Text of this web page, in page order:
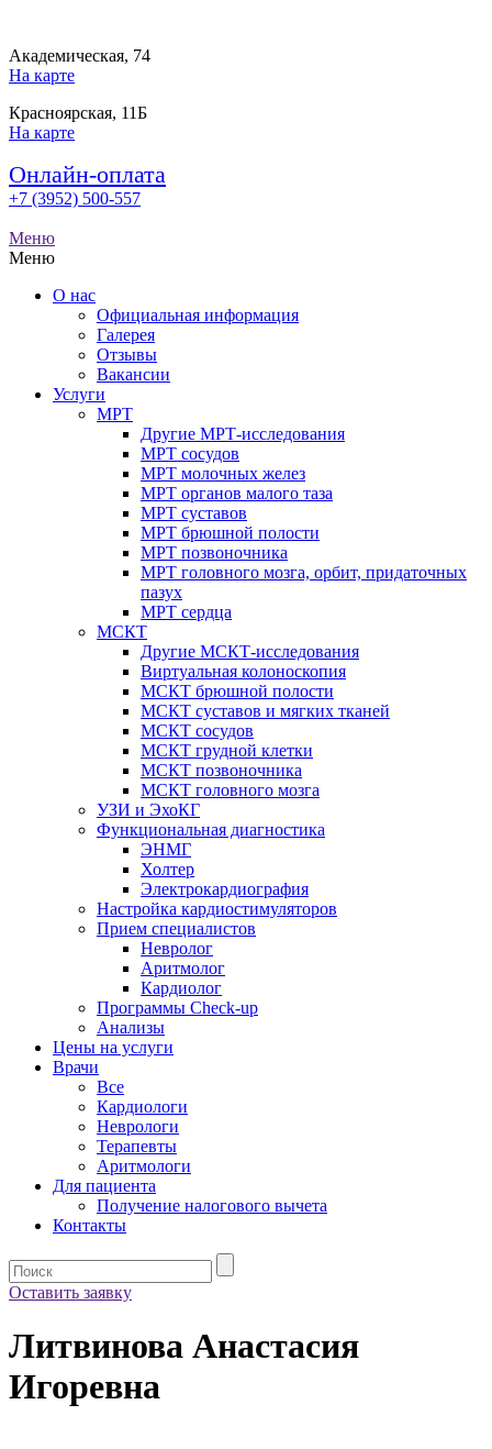
Академическая, 74
На карте
Красноярская, 11Б
На карте
Онлайн-оплата
+7 (3952) 500-557
Меню
Меню
О нас
Официальная информация
Галерея
Отзывы
Вакансии
Услуги
МРТ
Другие МРТ-исследования
МРТ сосудов
МРТ молочных желез
МРТ органов малого таза
МРТ суставов
МРТ брюшной полости
МРТ позвоночника
МРТ головного мозга, орбит, придаточных
пазух
МРТ сердца
МСКТ
Другие МСКТ-исследования
Виртуальная колоноскопия
МСКТ брюшной полости
МСКТ суставов и мягких тканей
МСКТ сосудов
МСКТ грудной клетки
МСКТ позвоночника
МСКТ головного мозга
УЗИ и ЭхоКГ
Функциональная диагностика
ЭНМГ
Холтер
Электрокардиография
Настройка кардиостимуляторов
Прием специалистов
Невролог
Аритмолог
Кардиолог
Программы Check-up
Анализы
Цены на услуги
Врачи
Все
Кардиологи
Неврологи
Терапевты
Аритмологи
Для пациента
Получение налогового вычета
Контакты
Оставить заявку
Литвинова Анастасия
Игоревна